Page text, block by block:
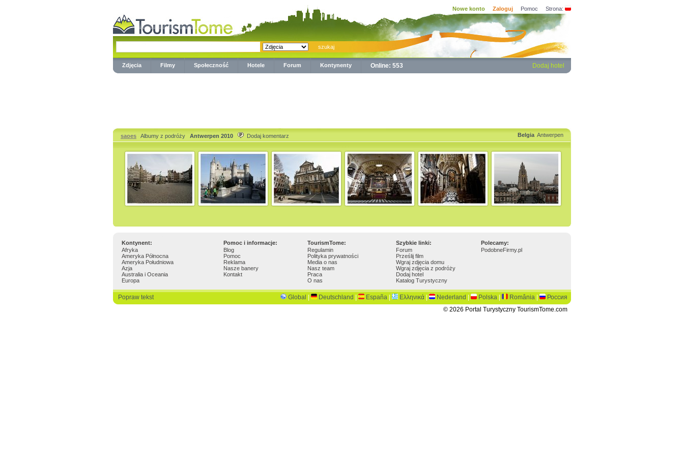
Nowe konto Zaloguj Pomoc Strona:
Zdjęcia Filmy Społeczność Hotele Forum Kontynenty Online: 553 Dodaj hotel
saoes Albumy z podróży Antwerpen 2010 Dodaj komentarz Belgia Antwerpen
Kontynent: Pomoc i informacje: TourismTome: Szybkie linki:
Polecamy:
Afryka
Ameryka Północna
Ameryka Południowa
Azja
Australia i Oceania
Europa
Blog
Pomoc
Reklama
Nasze banery
Kontakt
Regulamin
Polityka prywatności
Media o nas
Nasz team
Praca
O nas
Forum
Prześlij film
Wgraj zdjęcia domu
Wgraj zdjęcia z podróży
Dodaj hotel
Katalog Turystyczny
PodobneFirmy.pl
Popraw tekst Global Deutschland España Ελληνικά Nederland Polska România
Россия
© 2026 Portal Turystyczny TourismTome.com